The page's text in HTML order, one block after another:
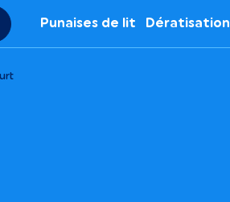
Punaises de lit Dératisation